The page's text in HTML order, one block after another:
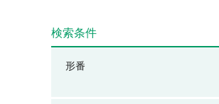
検索条件
形番